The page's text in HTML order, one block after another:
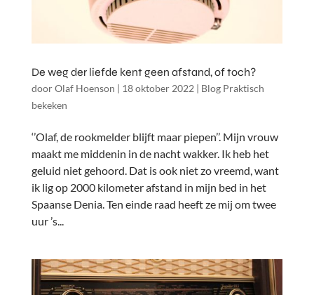
De weg der liefde kent geen afstand, of toch?
doorOlaf Hoenson | 18 oktober 2022 | Blog Praktisch
bekeken
‘’Olaf, de rookmelder blijft maar piepen’’. Mijn vrouw
maakt me middenin in de nacht wakker. Ik heb het
geluid niet gehoord. Dat is ook niet zo vreemd, want
ik lig op 2000 kilometer afstand in mijn bed in het
Spaanse Denia. Ten einde raad heeft ze mij om twee
uur ’s...